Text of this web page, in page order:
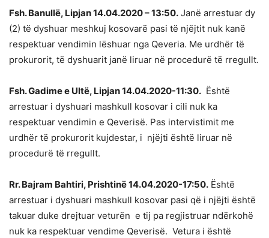
Fsh. Banullë, Lipjan 14.04.2020 – 13:50. Janë arrestuar dy
(2) të dyshuar meshkuj kosovarë pasi të njëjtit nuk kanë
respektuar vendimin lëshuar nga Qeveria. Me urdhër të
prokurorit, të dyshuarit janë liruar në procedurë të rregullt.
Fsh. Gadime e Ultë, Lipjan 14.04.2020-11:30. Është
arrestuar i dyshuari mashkull kosovar i cili nuk ka
respektuar vendimin e Qeverisë. Pas intervistimit me
urdhër të prokurorit kujdestar, i njëjti është liruar në
procedurë të rregullt.
Rr. Bajram Bahtiri, Prishtinë 14.04.2020-17:50. Është
arrestuar i dyshuari mashkull kosovar pasi që i njëjti është
takuar duke drejtuar veturën e tij pa regjistruar ndërkohë
nuk ka respektuar vendime Qeverisë. Vetura i është